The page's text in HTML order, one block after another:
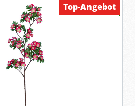
Verfügbar
Top-Angebot